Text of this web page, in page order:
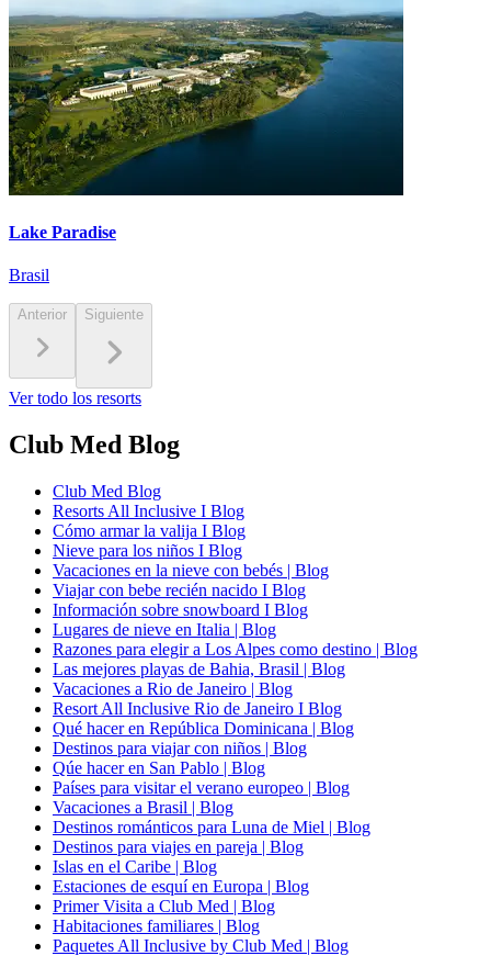
Lake Paradise
Brasil
Anterior Siguiente
Ver todo los resorts
Club Med Blog
Club Med Blog
Resorts All Inclusive I Blog
Cómo armar la valija I Blog
Nieve para los niños I Blog
Vacaciones en la nieve con bebés | Blog
Viajar con bebe recién nacido I Blog
Información sobre snowboard I Blog
Lugares de nieve en Italia | Blog
Razones para elegir a Los Alpes como destino | Blog
Las mejores playas de Bahia, Brasil | Blog
Vacaciones a Rio de Janeiro | Blog
Resort All Inclusive Rio de Janeiro I Blog
Qué hacer en República Dominicana | Blog
Destinos para viajar con niños | Blog
Qúe hacer en San Pablo | Blog
Países para visitar el verano europeo | Blog
Vacaciones a Brasil | Blog
Destinos románticos para Luna de Miel | Blog
Destinos para viajes en pareja | Blog
Islas en el Caribe | Blog
Estaciones de esquí en Europa | Blog
Primer Visita a Club Med | Blog
Habitaciones familiares | Blog
Paquetes All Inclusive by Club Med | Blog